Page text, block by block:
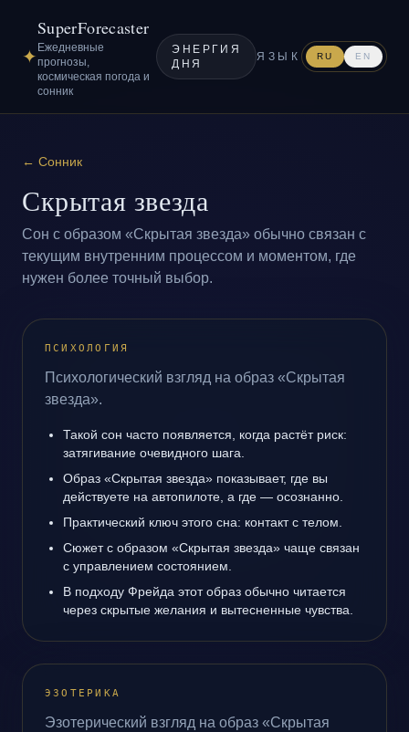
✦
SuperForecaster
Ежедневные
прогнозы,
космическая погода и
сонник
ЭНЕРГИЯ
ДНЯ
ЯЗЫК RU EN
← Сонник
Скрытая звезда
Сон с образом «Скрытая звезда» обычно связан с
текущим внутренним процессом и моментом, где
нужен более точный выбор.
ПСИХОЛОГИЯ
Психологический взгляд на образ «Скрытая
звезда».
Такой сон часто появляется, когда растёт риск:
затягивание очевидного шага.
Образ «Скрытая звезда» показывает, где вы
действуете на автопилоте, а где — осознанно.
Практический ключ этого сна: контакт с телом.
Сюжет с образом «Скрытая звезда» чаще связан
с управлением состоянием.
В подходу Фрейда этот образ обычно читается
через скрытые желания и вытесненные чувства.
ЭЗОТЕРИКА
Эзотерический взгляд на образ «Скрытая